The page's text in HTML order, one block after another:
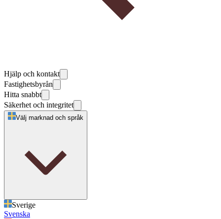
Hjälp och kontakt
Fastighetsbyrån
Hitta snabbt
Säkerhet och integritet
Välj marknad och språk
Sverige
Svenska